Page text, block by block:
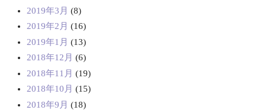
2019年3月 (8)
2019年2月 (16)
2019年1月 (13)
2018年12月 (6)
2018年11月 (19)
2018年10月 (15)
2018年9月 (18)